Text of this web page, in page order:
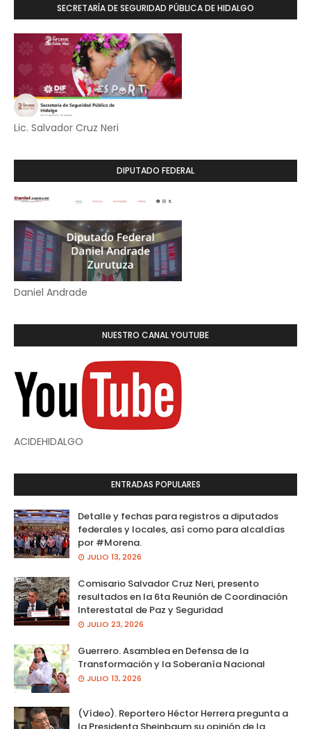
SECRETARÍA DE SEGURIDAD PÚBLICA DE HIDALGO
Lic. Salvador Cruz Neri
DIPUTADO FEDERAL
Daniel Andrade
NUESTRO CANAL YOUTUBE
ACIDEHIDALGO
ENTRADAS POPULARES
Detalle y fechas para registros a diputados
federales y locales, así como para alcaldías
por #Morena.
JULIO 13, 2026
Comisario Salvador Cruz Neri, presento
resultados en la 6ta Reunión de Coordinación
Interestatal de Paz y Seguridad
JULIO 23, 2026
Guerrero. Asamblea en Defensa de la
Transformación y la Soberanía Nacional
JULIO 13, 2026
(Vídeo). Reportero Héctor Herrera pregunta a